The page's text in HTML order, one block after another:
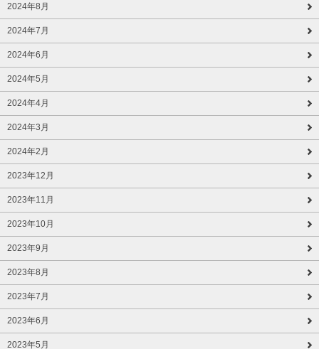
2024年8月
2024年7月
2024年6月
2024年5月
2024年4月
2024年3月
2024年2月
2023年12月
2023年11月
2023年10月
2023年9月
2023年8月
2023年7月
2023年6月
2023年5月